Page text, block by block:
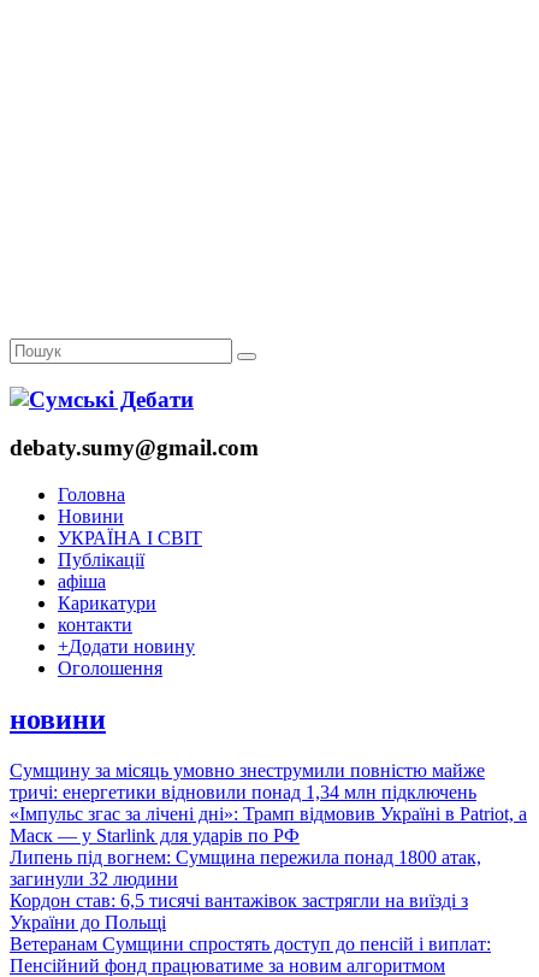
debaty.sumy@gmail.com
Головна
Новини
УКРАЇНА І СВІТ
Публікації
афіша
Карикатури
контакти
+Додати новину
Оголошення
новини
Сумщину за місяць умовно знеструмили повністю майже
тричі: енергетики відновили понад 1,34 млн підключень
«Імпульс згас за лічені дні»: Трамп відмовив Україні в Patriot, а
Маск — у Starlink для ударів по РФ
Липень під вогнем: Сумщина пережила понад 1800 атак,
загинули 32 людини
Кордон став: 6,5 тисячі вантажівок застрягли на виїзді з
України до Польщі
Ветеранам Сумщини спростять доступ до пенсій і виплат:
Пенсійний фонд працюватиме за новим алгоритмом